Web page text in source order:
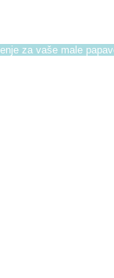
za vaše male